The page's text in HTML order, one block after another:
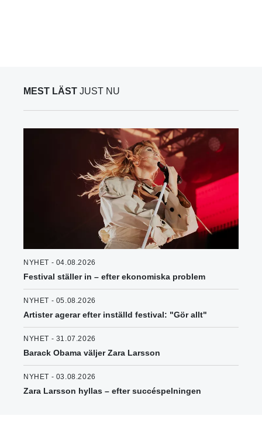
MEST LÄST JUST NU
NYHET - 04.08.2026
Festival ställer in – efter ekonomiska problem
NYHET - 05.08.2026
Artister agerar efter inställd festival: "Gör allt"
NYHET - 31.07.2026
Barack Obama väljer Zara Larsson
NYHET - 03.08.2026
Zara Larsson hyllas – efter succéspelningen